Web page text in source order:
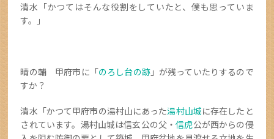
清水「かつてはそんな役割をしていたと、僕も思っていま
す。」
晴の輔 甲府市に「のろし台の跡」が残っていたりするので
すか？
清水「かつて甲府市の湯村山にあった湯村山城に存在したと
されています。湯村山城は信玄公の父・信虎公が西からの侵